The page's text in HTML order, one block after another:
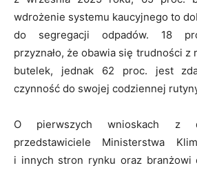
wdrożenie systemu kaucyjnego to
do segregacji odpadów. 18
przyznało, że obawia się trudności z
butelek, jednak 62 proc. jest
czynność do swojej codziennej
O pierwszych wnioskach z
przedstawiciele Ministerstwa
i innych stron rynku oraz branżowi